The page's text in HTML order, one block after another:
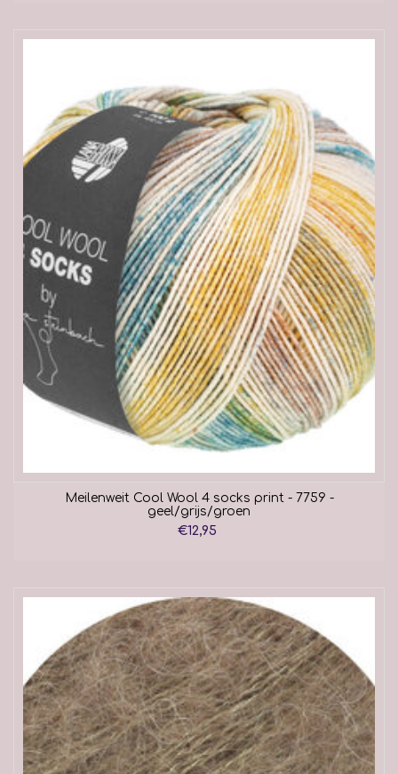
Meilenweit Cool Wool 4 socks print - 7759 -
geel/grijs/groen
€12,95